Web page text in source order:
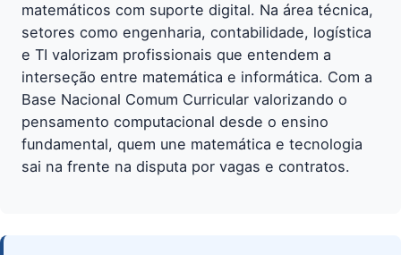
matemáticos com suporte digital. Na área técnica,
setores como engenharia, contabilidade, logística
e TI valorizam profissionais que entendem a
interseção entre matemática e informática. Com a
Base Nacional Comum Curricular valorizando o
pensamento computacional desde o ensino
fundamental, quem une matemática e tecnologia
sai na frente na disputa por vagas e contratos.